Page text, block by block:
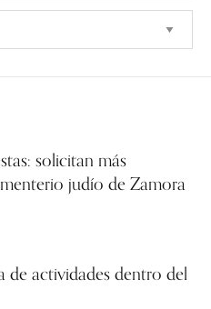
solicitan más
judío de Zamora
de actividades dentro del